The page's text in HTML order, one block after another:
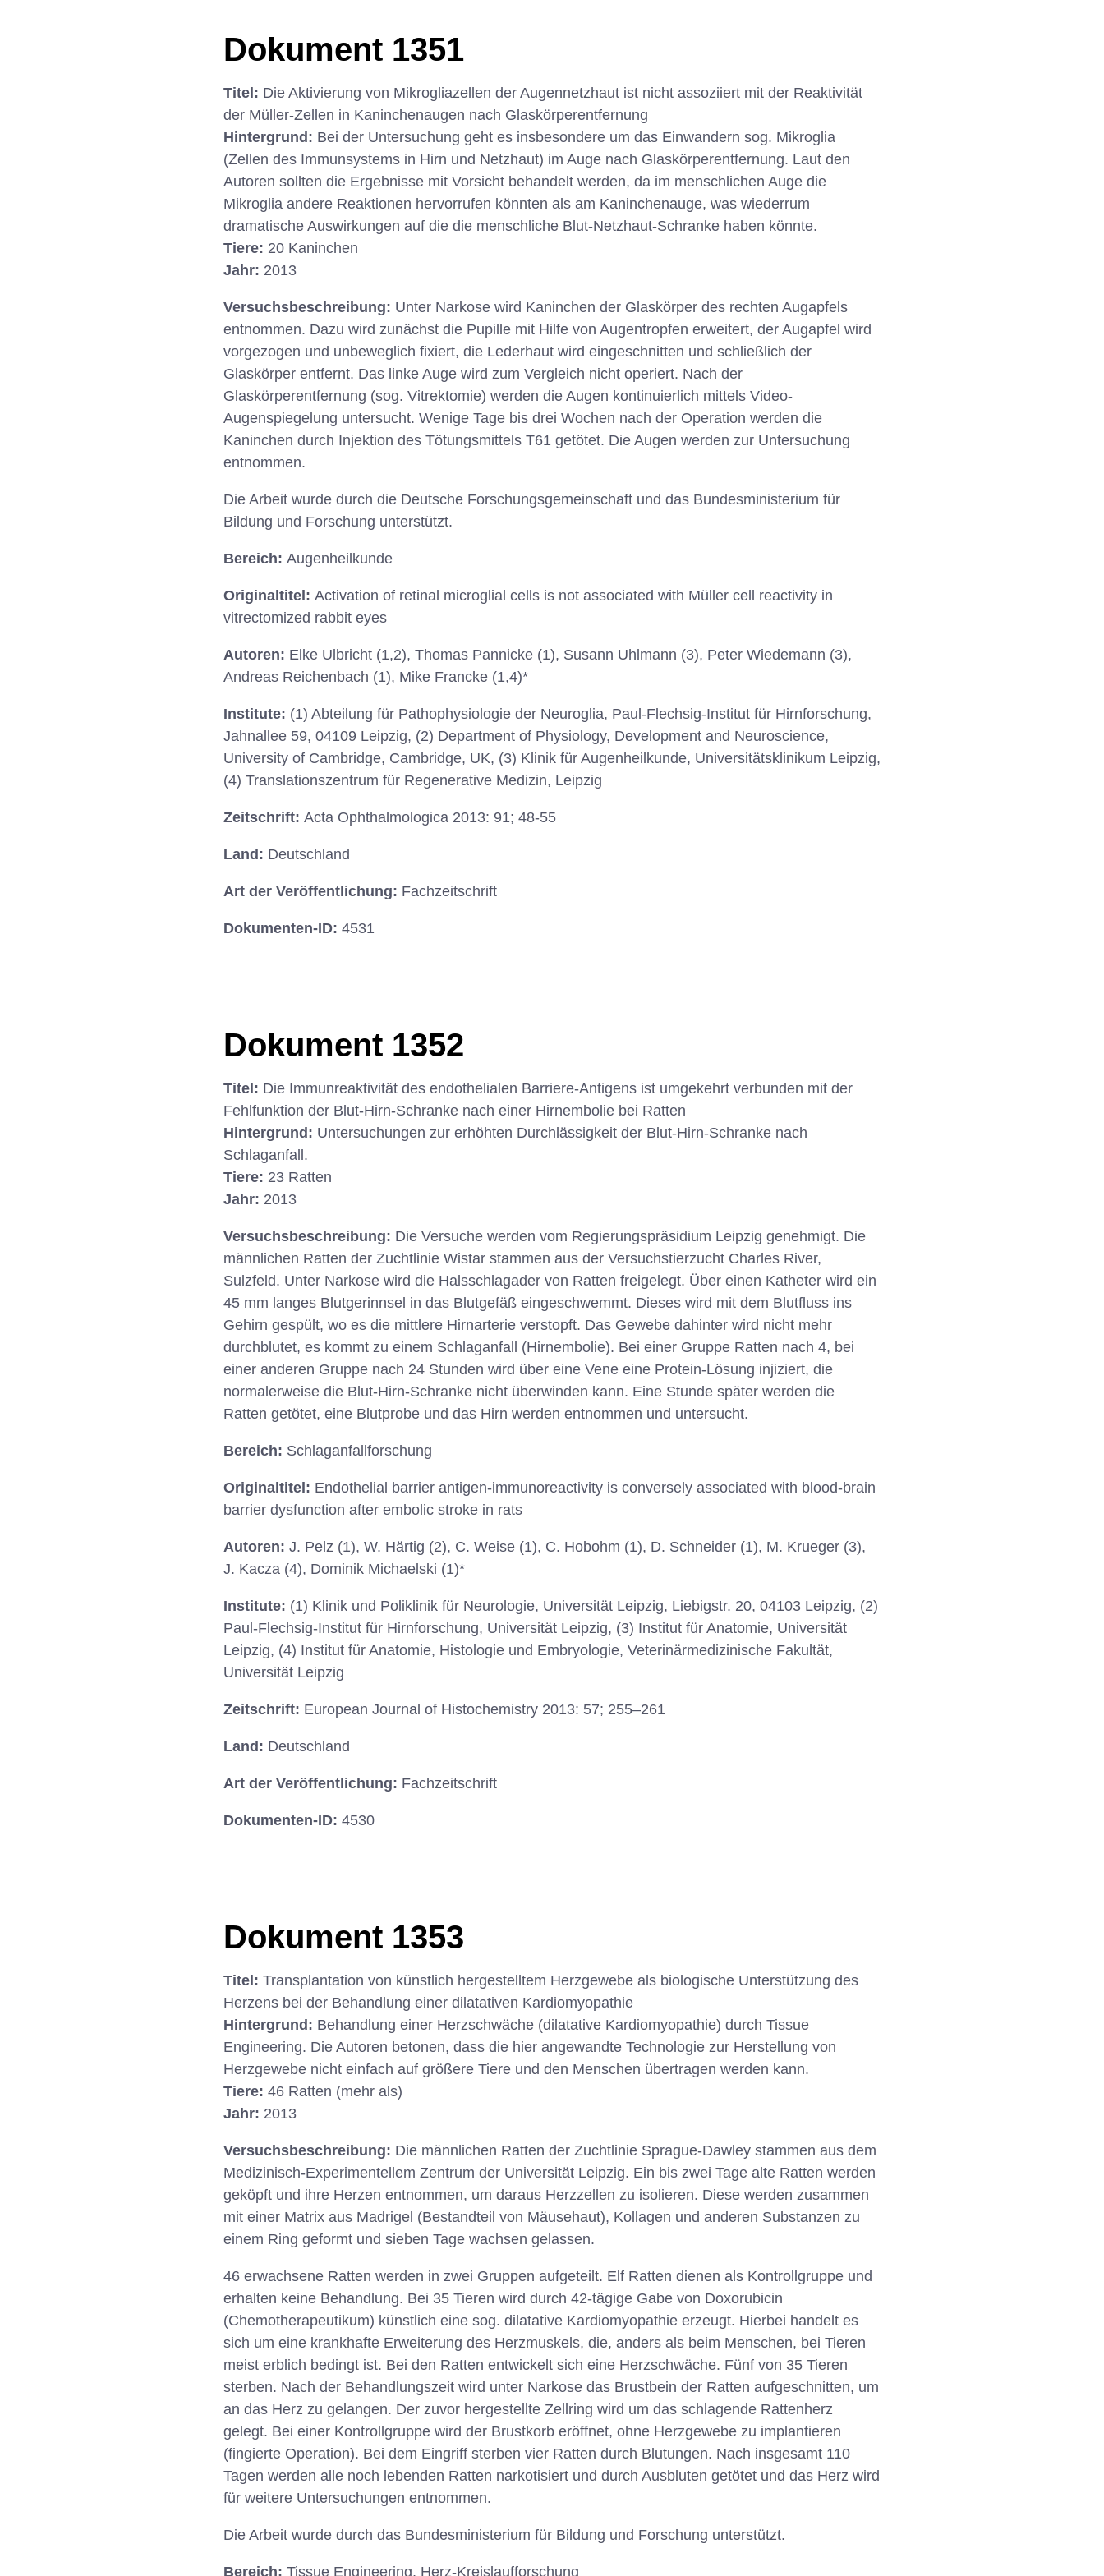
Dokument 1351
Titel: Die Aktivierung von Mikrogliazellen der Augennetzhaut ist nicht assoziiert mit der Reaktivität
der Müller-Zellen in Kaninchenaugen nach Glaskörperentfernung
Hintergrund: Bei der Untersuchung geht es insbesondere um das Einwandern sog. Mikroglia
(Zellen des Immunsystems in Hirn und Netzhaut) im Auge nach Glaskörperentfernung. Laut den
Autoren sollten die Ergebnisse mit Vorsicht behandelt werden, da im menschlichen Auge die
Mikroglia andere Reaktionen hervorrufen könnten als am Kaninchenauge, was wiederrum
dramatische Auswirkungen auf die die menschliche Blut-Netzhaut-Schranke haben könnte.
Tiere: 20 Kaninchen
Jahr: 2013
Versuchsbeschreibung: Unter Narkose wird Kaninchen der Glaskörper des rechten Augapfels
entnommen. Dazu wird zunächst die Pupille mit Hilfe von Augentropfen erweitert, der Augapfel wird
vorgezogen und unbeweglich fixiert, die Lederhaut wird eingeschnitten und schließlich der
Glaskörper entfernt. Das linke Auge wird zum Vergleich nicht operiert. Nach der
Glaskörperentfernung (sog. Vitrektomie) werden die Augen kontinuierlich mittels Video-
Augenspiegelung untersucht. Wenige Tage bis drei Wochen nach der Operation werden die
Kaninchen durch Injektion des Tötungsmittels T61 getötet. Die Augen werden zur Untersuchung
entnommen.
Die Arbeit wurde durch die Deutsche Forschungsgemeinschaft und das Bundesministerium für
Bildung und Forschung unterstützt.
Bereich: Augenheilkunde
Originaltitel: Activation of retinal microglial cells is not associated with Müller cell reactivity in
vitrectomized rabbit eyes
Autoren: Elke Ulbricht (1,2), Thomas Pannicke (1), Susann Uhlmann (3), Peter Wiedemann (3),
Andreas Reichenbach (1), Mike Francke (1,4)*
Institute: (1) Abteilung für Pathophysiologie der Neuroglia, Paul-Flechsig-Institut für Hirnforschung,
Jahnallee 59, 04109 Leipzig, (2) Department of Physiology, Development and Neuroscience,
University of Cambridge, Cambridge, UK, (3) Klinik für Augenheilkunde, Universitätsklinikum Leipzig,
(4) Translationszentrum für Regenerative Medizin, Leipzig
Zeitschrift: Acta Ophthalmologica 2013: 91; 48-55
Land: Deutschland
Art der Veröffentlichung: Fachzeitschrift
Dokumenten-ID: 4531
Dokument 1352
Titel: Die Immunreaktivität des endothelialen Barriere-Antigens ist umgekehrt verbunden mit der
Fehlfunktion der Blut-Hirn-Schranke nach einer Hirnembolie bei Ratten
Hintergrund: Untersuchungen zur erhöhten Durchlässigkeit der Blut-Hirn-Schranke nach
Schlaganfall.
Tiere: 23 Ratten
Jahr: 2013
Versuchsbeschreibung: Die Versuche werden vom Regierungspräsidium Leipzig genehmigt. Die
männlichen Ratten der Zuchtlinie Wistar stammen aus der Versuchstierzucht Charles River,
Sulzfeld. Unter Narkose wird die Halsschlagader von Ratten freigelegt. Über einen Katheter wird ein
45 mm langes Blutgerinnsel in das Blutgefäß eingeschwemmt. Dieses wird mit dem Blutfluss ins
Gehirn gespült, wo es die mittlere Hirnarterie verstopft. Das Gewebe dahinter wird nicht mehr
durchblutet, es kommt zu einem Schlaganfall (Hirnembolie). Bei einer Gruppe Ratten nach 4, bei
einer anderen Gruppe nach 24 Stunden wird über eine Vene eine Protein-Lösung injiziert, die
normalerweise die Blut-Hirn-Schranke nicht überwinden kann. Eine Stunde später werden die
Ratten getötet, eine Blutprobe und das Hirn werden entnommen und untersucht.
Bereich: Schlaganfallforschung
Originaltitel: Endothelial barrier antigen-immunoreactivity is conversely associated with blood-brain
barrier dysfunction after embolic stroke in rats
Autoren: J. Pelz (1), W. Härtig (2), C. Weise (1), C. Hobohm (1), D. Schneider (1), M. Krueger (3),
J. Kacza (4), Dominik Michaelski (1)*
Institute: (1) Klinik und Poliklinik für Neurologie, Universität Leipzig, Liebigstr. 20, 04103 Leipzig, (2)
Paul-Flechsig-Institut für Hirnforschung, Universität Leipzig, (3) Institut für Anatomie, Universität
Leipzig, (4) Institut für Anatomie, Histologie und Embryologie, Veterinärmedizinische Fakultät,
Universität Leipzig
Zeitschrift: European Journal of Histochemistry 2013: 57; 255–261
Land: Deutschland
Art der Veröffentlichung: Fachzeitschrift
Dokumenten-ID: 4530
Dokument 1353
Titel: Transplantation von künstlich hergestelltem Herzgewebe als biologische Unterstützung des
Herzens bei der Behandlung einer dilatativen Kardiomyopathie
Hintergrund: Behandlung einer Herzschwäche (dilatative Kardiomyopathie) durch Tissue
Engineering. Die Autoren betonen, dass die hier angewandte Technologie zur Herstellung von
Herzgewebe nicht einfach auf größere Tiere und den Menschen übertragen werden kann.
Tiere: 46 Ratten (mehr als)
Jahr: 2013
Versuchsbeschreibung: Die männlichen Ratten der Zuchtlinie Sprague-Dawley stammen aus dem
Medizinisch-Experimentellem Zentrum der Universität Leipzig. Ein bis zwei Tage alte Ratten werden
geköpft und ihre Herzen entnommen, um daraus Herzzellen zu isolieren. Diese werden zusammen
mit einer Matrix aus Madrigel (Bestandteil von Mäusehaut), Kollagen und anderen Substanzen zu
einem Ring geformt und sieben Tage wachsen gelassen.
46 erwachsene Ratten werden in zwei Gruppen aufgeteilt. Elf Ratten dienen als Kontrollgruppe und
erhalten keine Behandlung. Bei 35 Tieren wird durch 42-tägige Gabe von Doxorubicin
(Chemotherapeutikum) künstlich eine sog. dilatative Kardiomyopathie erzeugt. Hierbei handelt es
sich um eine krankhafte Erweiterung des Herzmuskels, die, anders als beim Menschen, bei Tieren
meist erblich bedingt ist. Bei den Ratten entwickelt sich eine Herzschwäche. Fünf von 35 Tieren
sterben. Nach der Behandlungszeit wird unter Narkose das Brustbein der Ratten aufgeschnitten, um
an das Herz zu gelangen. Der zuvor hergestellte Zellring wird um das schlagende Rattenherz
gelegt. Bei einer Kontrollgruppe wird der Brustkorb eröffnet, ohne Herzgewebe zu implantieren
(fingierte Operation). Bei dem Eingriff sterben vier Ratten durch Blutungen. Nach insgesamt 110
Tagen werden alle noch lebenden Ratten narkotisiert und durch Ausbluten getötet und das Herz wird
für weitere Untersuchungen entnommen.
Die Arbeit wurde durch das Bundesministerium für Bildung und Forschung unterstützt.
Bereich: Tissue Engineering, Herz-Kreislaufforschung